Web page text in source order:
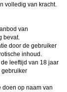
volledig van kracht.
van
bevat.
door de gebruiker
inhoud.
leeftijd van 18 jaar
gebruiker
doen op naam van